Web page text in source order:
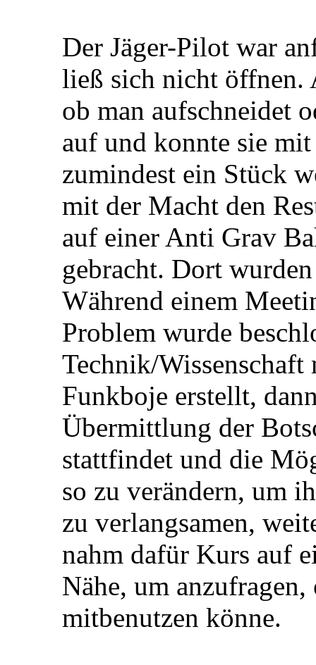
Der Jäger-Pilot war
ließ sich nicht öffnen.
ob man aufschneidet
auf und konnte sie
zumindest ein Stück
mit der Macht den
auf einer Anti Grav
gebracht. Dort
Während einem
Problem wurde
Technik/Wissenschaft
Funkboje erstellt,
Übermittlung der
stattfindet und die
so zu verändern, um
zu verlangsamen,
nahm dafür Kurs auf
Nähe, um
mitbenutzen könne.